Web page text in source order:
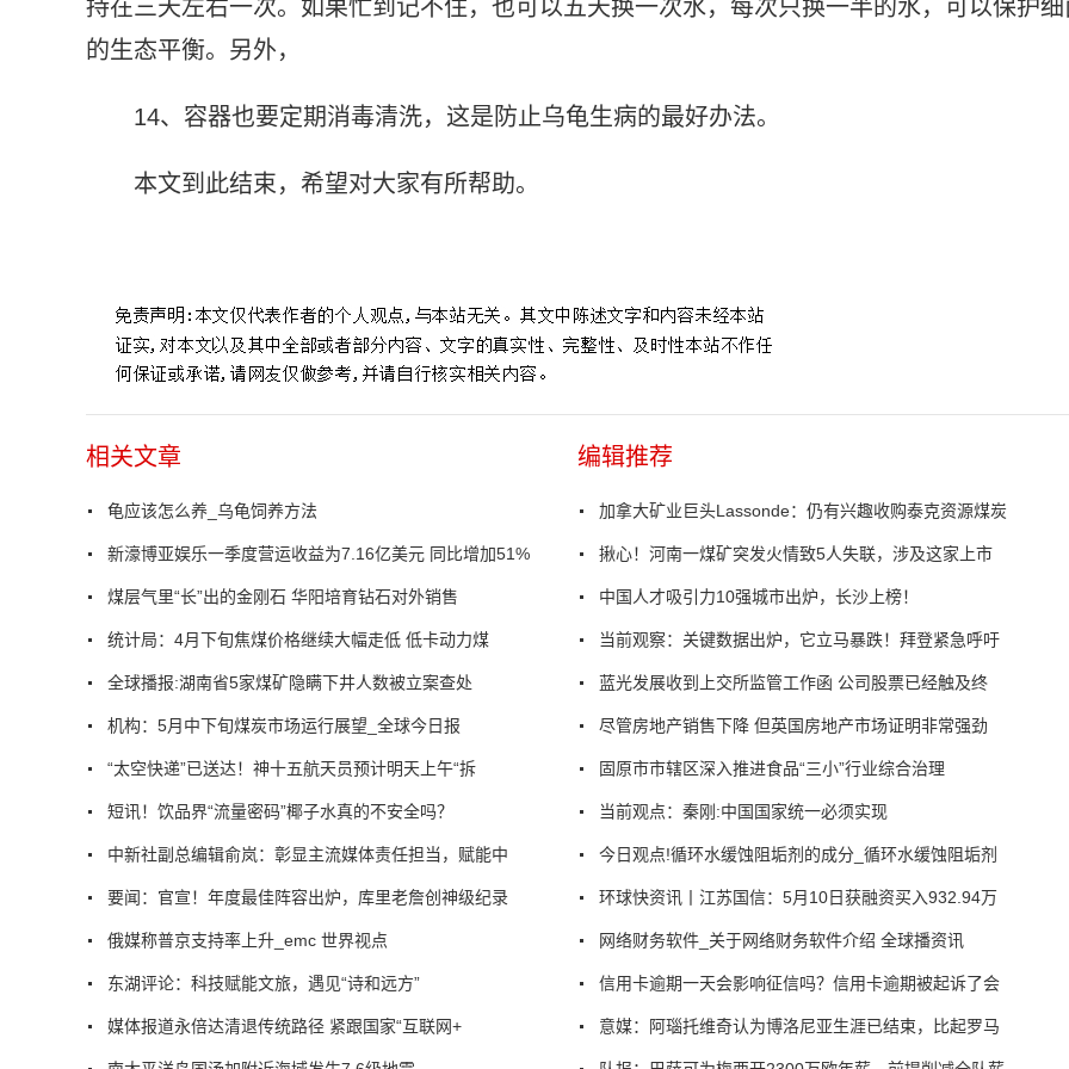
持在三天左右一次。如果忙到记不住，也可以五天换一次水，每次只换一半的水，可以保护细
的生态平衡。另外，
14、容器也要定期消毒清洗，这是防止乌龟生病的最好办法。
本文到此结束，希望对大家有所帮助。
相关文章
龟应该怎么养_乌龟饲养方法
新濠博亚娱乐一季度营运收益为7.16亿美元 同比增加51%
煤层气里“长”出的金刚石 华阳培育钻石对外销售
统计局：4月下旬焦煤价格继续大幅走低 低卡动力煤
全球播报:湖南省5家煤矿隐瞒下井人数被立案查处
机构：5月中下旬煤炭市场运行展望_全球今日报
“太空快递”已送达！神十五航天员预计明天上午“拆
短讯！饮品界“流量密码”椰子水真的不安全吗？
中新社副总编辑俞岚：彰显主流媒体责任担当，赋能中
要闻：官宣！年度最佳阵容出炉，库里老詹创神级纪录
俄媒称普京支持率上升_emc 世界视点
东湖评论：科技赋能文旅，遇见“诗和远方”
媒体报道永倍达清退传统路径 紧跟国家“互联网+
编辑推荐
加拿大矿业巨头Lassonde：仍有兴趣收购泰克资源煤炭
揪心！河南一煤矿突发火情致5人失联，涉及这家上市
中国人才吸引力10强城市出炉，长沙上榜！
当前观察：关键数据出炉，它立马暴跌！拜登紧急呼吁
蓝光发展收到上交所监管工作函 公司股票已经触及终
尽管房地产销售下降 但英国房地产市场证明非常强劲
固原市市辖区深入推进食品“三小”行业综合治理
当前观点：秦刚:中国国家统一必须实现
今日观点!循环水缓蚀阻垢剂的成分_循环水缓蚀阻垢剂
环球快资讯丨江苏国信：5月10日获融资买入932.94万
网络财务软件_关于网络财务软件介绍 全球播资讯
信用卡逾期一天会影响征信吗？信用卡逾期被起诉了会
意媒：阿瑙托维奇认为博洛尼亚生涯已结束，比起罗马